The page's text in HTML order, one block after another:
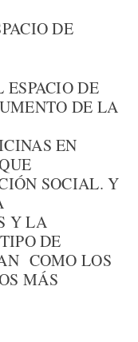
DE
DE
DE LA
EN
SOCIAL. Y
Y LA
DE
COMO LOS
MÁS